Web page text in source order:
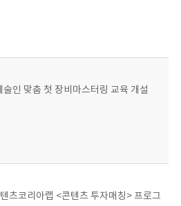
인 맞춤 첫 장비마스터링 교육 개설
츠코리아랩 <콘텐츠 투자매칭> 프로그